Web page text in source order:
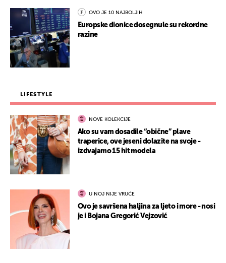
OVO JE 10 NAJBOLJIH
Europske dionice dosegnule su rekordne
razine
LIFESTYLE
NOVE KOLEKCIJE
Ako su vam dosadile “obične” plave
traperice, ove jeseni dolazite na svoje -
izdvajamo 15 hit modela
U NOJ NIJE VRUĆE
Ovo je savršena haljina za ljeto i more - nosi
je i Bojana Gregorić Vejzović